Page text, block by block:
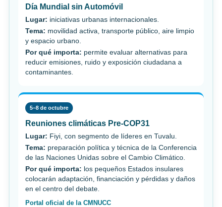
Día Mundial sin Automóvil
Lugar: iniciativas urbanas internacionales.
Tema: movilidad activa, transporte público, aire limpio
y espacio urbano.
Por qué importa: permite evaluar alternativas para
reducir emisiones, ruido y exposición ciudadana a
contaminantes.
5–8 de octubre
Reuniones climáticas Pre-COP31
Lugar: Fiyi, con segmento de líderes en Tuvalu.
Tema: preparación política y técnica de la Conferencia
de las Naciones Unidas sobre el Cambio Climático.
Por qué importa: los pequeños Estados insulares
colocarán adaptación, financiación y pérdidas y daños
en el centro del debate.
Portal oficial de la CMNUCC